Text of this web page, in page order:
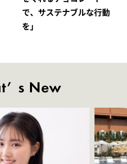
で、サステナブルな行動
を」